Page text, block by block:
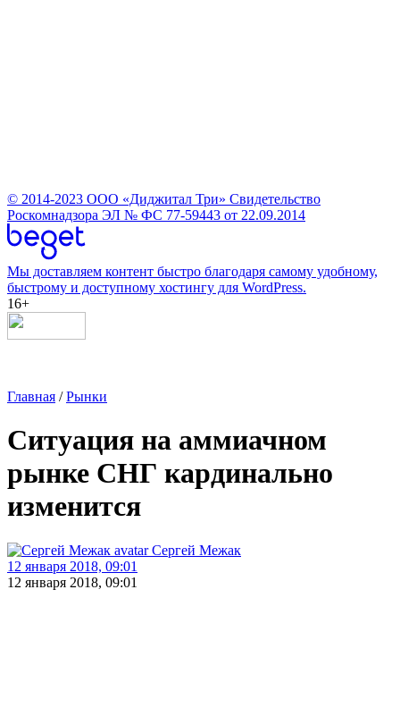
© 2014-2023 ООО «Диджитал Три» Свидетельство
Роскомнадзора ЭЛ № ФС 77-59443 от 22.09.2014
Мы доставляем контент быстро благодаря самому удобному,
быстрому и доступному хостингу для WordPress.
16+
Главная /Рынки
Ситуация на аммиачном
рынке СНГ кардинально
изменится
Сергей Межак
12 января 2018, 09:01
12 января 2018, 09:01